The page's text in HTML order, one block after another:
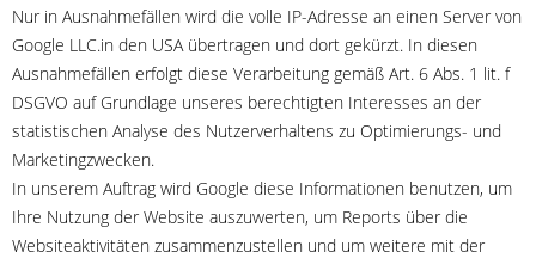
Nur in Ausnahmefällen wird die volle IP-Adresse an einen Server von
Google LLC.in den USA übertragen und dort gekürzt. In diesen
Ausnahmefällen erfolgt diese Verarbeitung gemäß Art. 6 Abs. 1 lit. f
DSGVO auf Grundlage unseres berechtigten Interesses an der
statistischen Analyse des Nutzerverhaltens zu Optimierungs- und
Marketingzwecken.
In unserem Auftrag wird Google diese Informationen benutzen, um
Ihre Nutzung der Website auszuwerten, um Reports über die
Websiteaktivitäten zusammenzustellen und um weitere mit der